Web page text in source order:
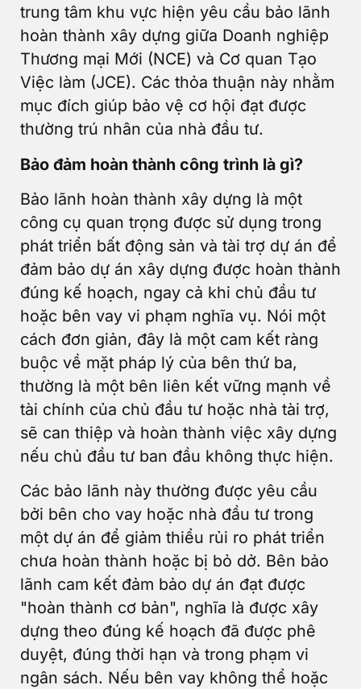
trung tâm khu vực hiện yêu cầu bảo lãnh
hoàn thành xây dựng giữa Doanh nghiệp
Thương mại Mới (NCE) và Cơ quan Tạo
Việc làm (JCE). Các thỏa thuận này nhằm
mục đích giúp bảo vệ cơ hội đạt được
thường trú nhân của nhà đầu tư.
Bảo đảm hoàn thành công trình là gì?
Bảo lãnh hoàn thành xây dựng là một
công cụ quan trọng được sử dụng trong
phát triển bất động sản và tài trợ dự án để
đảm bảo dự án xây dựng được hoàn thành
đúng kế hoạch, ngay cả khi chủ đầu tư
hoặc bên vay vi phạm nghĩa vụ. Nói một
cách đơn giản, đây là một cam kết ràng
buộc về mặt pháp lý của bên thứ ba,
thường là một bên liên kết vững mạnh về
tài chính của chủ đầu tư hoặc nhà tài trợ,
sẽ can thiệp và hoàn thành việc xây dựng
nếu chủ đầu tư ban đầu không thực hiện.
Các bảo lãnh này thường được yêu cầu
bởi bên cho vay hoặc nhà đầu tư trong
một dự án để giảm thiểu rủi ro phát triển
chưa hoàn thành hoặc bị bỏ dở. Bên bảo
lãnh cam kết đảm bảo dự án đạt được
"hoàn thành cơ bản", nghĩa là được xây
dựng theo đúng kế hoạch đã được phê
duyệt, đúng thời hạn và trong phạm vi
ngân sách. Nếu bên vay không thể hoặc